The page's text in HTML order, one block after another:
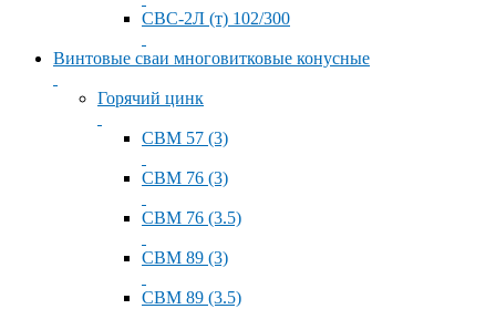
СВС-2Л (т) 102/300
Винтовые сваи многовитковые конусные
Горячий цинк
СВМ 57 (3)
СВМ 76 (3)
СВМ 76 (3.5)
СВМ 89 (3)
СВМ 89 (3.5)